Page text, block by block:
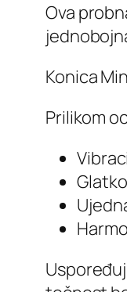
Ova
Konica
Prilikom